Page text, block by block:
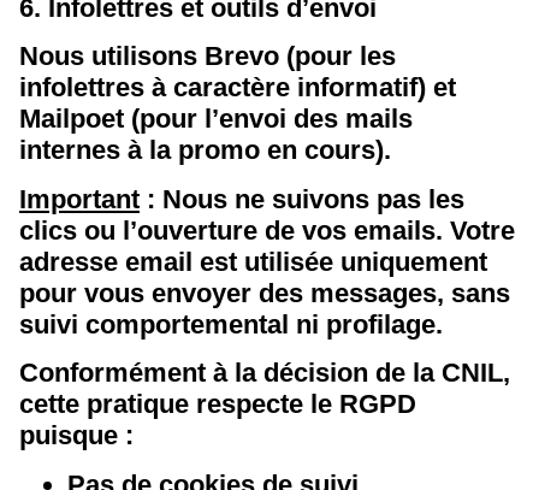
6. Infolettres et outils d’envoi
Nous utilisons Brevo (pour les
infolettres à caractère informatif) et
Mailpoet (pour l’envoi des mails
internes à la promo en cours).
Important : Nous ne suivons pas les
clics ou l’ouverture de vos emails. Votre
adresse email est utilisée uniquement
pour vous envoyer des messages, sans
suivi comportemental ni profilage.
Conformément à la décision de la CNIL,
cette pratique respecte le RGPD
puisque :